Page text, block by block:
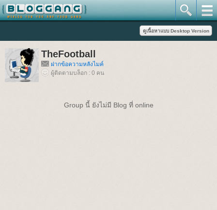
TheFootball
ฝากข้อความหลังไมค์
ผู้ติดตามบล็อก : 0 คน
Group นี้ ยังไม่มี Blog ที่ online